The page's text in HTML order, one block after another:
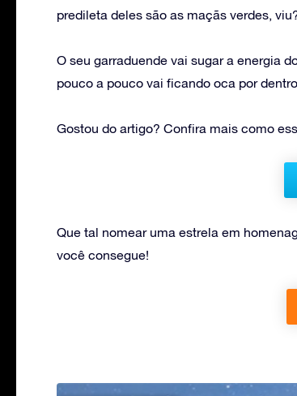
predileta deles são as maçãs verdes,
O seu garraduende vai sugar a energia
pouco a pouco vai ficando oca por
Gostou do artigo? Confira mais como
Que tal nomear uma estrela em
você consegue!